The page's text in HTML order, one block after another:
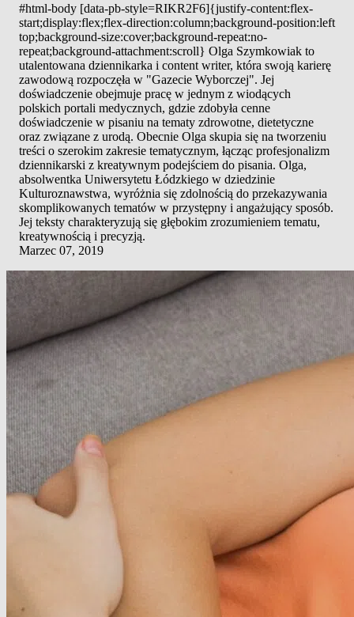
#html-body [data-pb-style=RIKR2F6]{justify-content:flex-
start;display:flex;flex-direction:column;background-position:left
top;background-size:cover;background-repeat:no-
repeat;background-attachment:scroll} Olga Szymkowiak to
utalentowana dziennikarka i content writer, która swoją karierę
zawodową rozpoczęła w "Gazecie Wyborczej". Jej
doświadczenie obejmuje pracę w jednym z wiodących
polskich portali medycznych, gdzie zdobyła cenne
doświadczenie w pisaniu na tematy zdrowotne, dietetyczne
oraz związane z urodą. Obecnie Olga skupia się na tworzeniu
treści o szerokim zakresie tematycznym, łącząc profesjonalizm
dziennikarski z kreatywnym podejściem do pisania. Olga,
absolwentka Uniwersytetu Łódzkiego w dziedzinie
Kulturoznawstwa, wyróżnia się zdolnością do przekazywania
skomplikowanych tematów w przystępny i angażujący sposób.
Jej teksty charakteryzują się głębokim zrozumieniem tematu,
kreatywnością i precyzją.
Marzec 07, 2019